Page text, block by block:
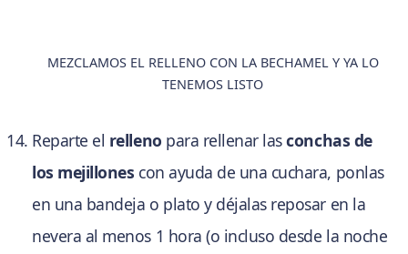
MEZCLAMOS EL RELLENO CON LA BECHAMEL Y YA LO
TENEMOS LISTO
Reparte el relleno para rellenar lasconchas de
los mejillones con ayuda de una cuchara, ponlas
en una bandeja o plato y déjalas reposar en la
nevera al menos 1 hora (o incluso desde la noche